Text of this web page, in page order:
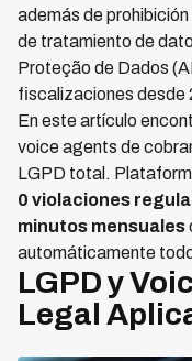
además de
de tratamiento de
Proteção de Dados
fiscalizaciones desde
En este artículo
voice agents de
LGPD total.
0 violaciones
minutos mensuales
automáticamente
LGPD y
Legal